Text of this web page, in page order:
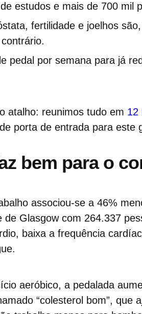
estudos e mais de 700 mil
fertilidade e joelhos
pedal por semana para já
atalho: reunimos tudo em 12
porta de entrada para este
bem para o
associou-se a 46%
Glasgow com 264.337
baixa a frequência
aeróbico, a pedalada
“colesterol bom”, que